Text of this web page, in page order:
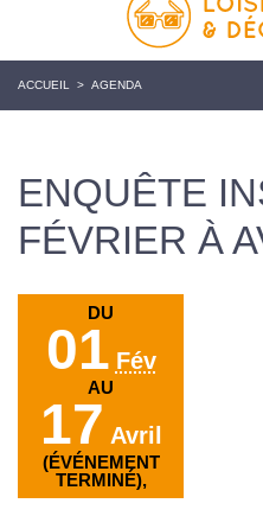
ACCUEIL > AGENDA
ENQUÊTE
FÉVRIER À
DU
01 Fév
AU
17 Avril
(ÉVÉNEMENT
TERMINÉ),